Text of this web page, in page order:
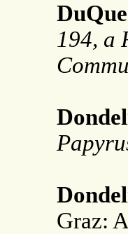
194, a
Graz: